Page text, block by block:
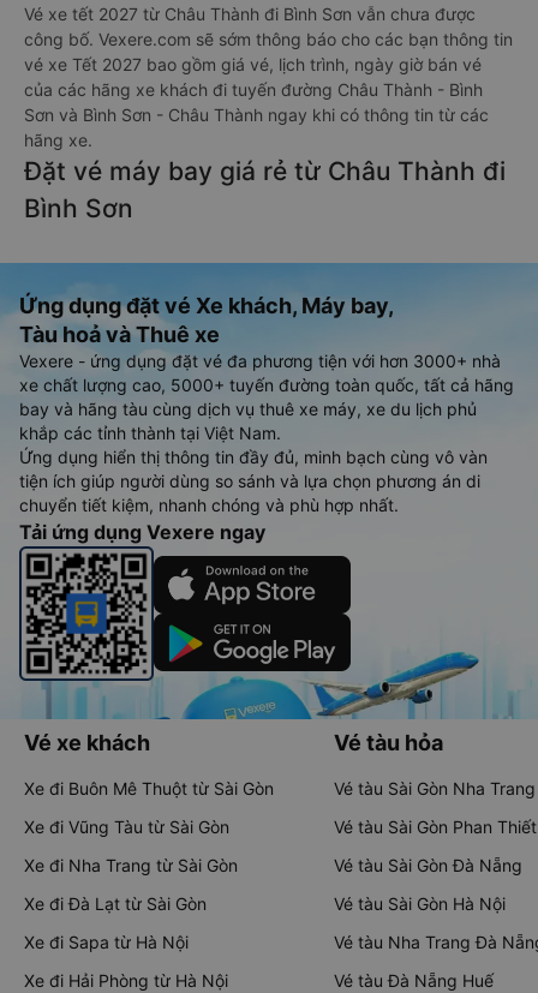
Vé xe tết 2027 từ Châu Thành đi Bình Sơn vẫn chưa được
công bố. Vexere.com sẽ sớm thông báo cho các bạn thông tin
vé xe Tết 2027 bao gồm giá vé, lịch trình, ngày giờ bán vé
của các hãng xe khách đi tuyến đường Châu Thành - Bình
Sơn và Bình Sơn - Châu Thành ngay khi có thông tin từ các
hãng xe.
Đặt vé máy bay giá rẻ từ Châu Thành đi
Bình Sơn
Ứng dụng đặt vé Xe khách, Máy bay,
Tàu hoả và Thuê xe
Vexere - ứng dụng đặt vé đa phương tiện với hơn 3000+ nhà
xe chất lượng cao, 5000+ tuyến đường toàn quốc, tất cả hãng
bay và hãng tàu cùng dịch vụ thuê xe máy, xe du lịch phủ
khắp các tỉnh thành tại Việt Nam.
Ứng dụng hiển thị thông tin đầy đủ, minh bạch cùng vô vàn
tiện ích giúp người dùng so sánh và lựa chọn phương án di
chuyển tiết kiệm, nhanh chóng và phù hợp nhất.
Tải ứng dụng Vexere ngay
Vé xe khách
Xe đi Buôn Mê Thuột từ Sài Gòn
Xe đi Vũng Tàu từ Sài Gòn
Xe đi Nha Trang từ Sài Gòn
Xe đi Đà Lạt từ Sài Gòn
Xe đi Sapa từ Hà Nội
Xe đi Hải Phòng từ Hà Nội
Vé tàu hỏa
Vé tàu Sài Gòn Nha Trang
Vé tàu Sài Gòn Phan Thiết
Vé tàu Sài Gòn Đà Nẵng
Vé tàu Sài Gòn Hà Nội
Vé tàu Nha Trang Đà
Vé tàu Đà Nẵng Huế